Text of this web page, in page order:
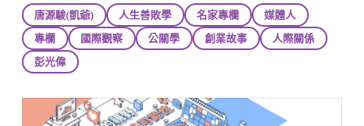
唐源駿(凱爺) 人生善敗學 名家專欄
媒體人
專欄
國際觀察 公關學 創業故事
人際關係
彭光偉